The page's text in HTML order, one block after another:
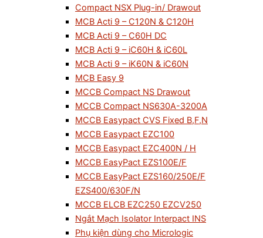
Compact NSX Plug-in/ Drawout
MCB Acti 9 – C120N & C120H
MCB Acti 9 – C60H DC
MCB Acti 9 – iC60H & iC60L
MCB Acti 9 – iK60N & iC60N
MCB Easy 9
MCCB Compact NS Drawout
MCCB Compact NS630A-3200A
MCCB Easypact CVS Fixed B,F,N
MCCB Easypact EZC100
MCCB Easypact EZC400N / H
MCCB EasyPact EZS100E/F
MCCB EasyPact EZS160/250E/F
EZS400/630F/N
MCCB ELCB EZC250 EZCV250
Ngắt Mạch Isolator Interpact INS
Phụ kiện dùng cho Micrologic